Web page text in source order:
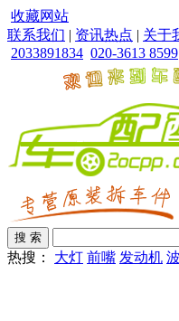
收藏网站
联系我们 | 资讯热点 | 关于
2033891834 020-3613 8599
热搜： 大灯 前嘴 发动机